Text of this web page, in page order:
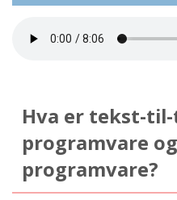
Hva er tekst-
programvare
programvare?